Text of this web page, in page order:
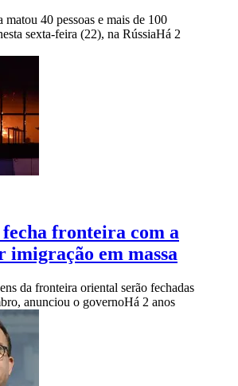
matou 40 pessoas e mais de 100
sexta-feira (22), na RússiaHá 2
fronteira com a
imigração em massa
da fronteira oriental serão fechadas
anunciou o governoHá 2 anos